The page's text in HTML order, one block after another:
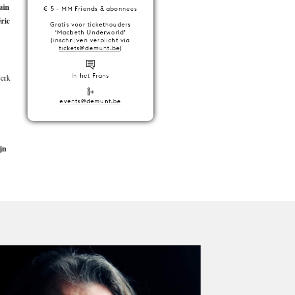
€ 5 – MM Friends & abonnees
Gratis voor tickethouders
‘Macbeth Underworld’
(inschrijven verplicht via
tickets@demunt.be)
In het Frans
events@demunt.be